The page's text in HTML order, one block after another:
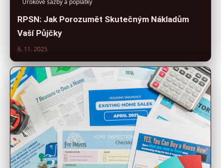
RPSN: Jak Porozumět Skutečným Nákladům
Vaší Půjčky
6. 11. 2025